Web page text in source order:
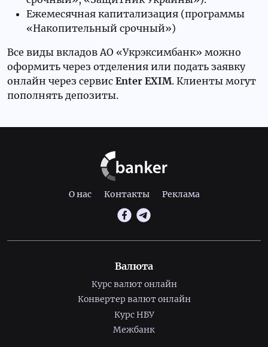
Ежемесячная капитализация (программы
«Накопительный срочный»)
Все виды вкладов АО «Укрэксимбанк» можно
оформить через отделения или подать заявку
онлайн через сервис Enter EXIM. Клиенты могут
пополнять депозиты.
О нас Контакты Реклама
Валюта
Курс валют онлайн
Конвертер валют онлайн
Курс НБУ
Межбанк